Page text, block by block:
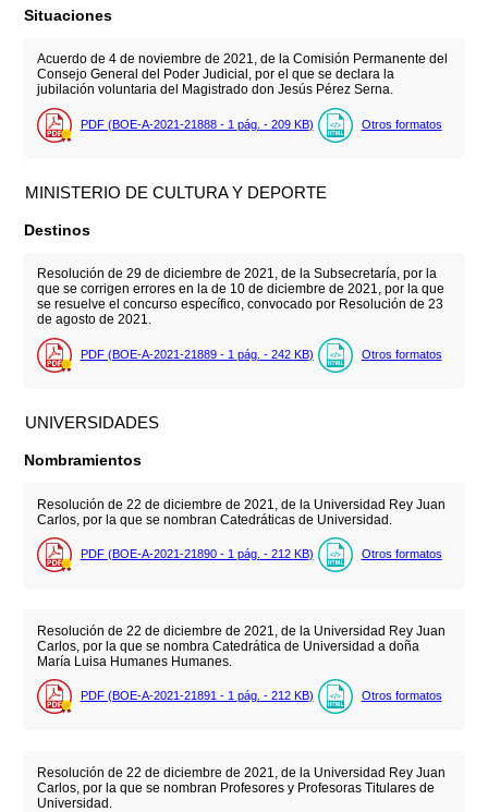
Situaciones
Acuerdo de 4 de noviembre de 2021, de la Comisión Permanente del
Consejo General del Poder Judicial, por el que se declara la
jubilación voluntaria del Magistrado don Jesús Pérez Serna.
PDF (BOE-A-2021-21888 - 1 pág. - 209 KB) Otros formatos
MINISTERIO DE CULTURA Y DEPORTE
Destinos
Resolución de 29 de diciembre de 2021, de la Subsecretaría, por la
que se corrigen errores en la de 10 de diciembre de 2021, por la que
se resuelve el concurso específico, convocado por Resolución de 23
de agosto de 2021.
PDF (BOE-A-2021-21889 - 1 pág. - 242 KB) Otros formatos
UNIVERSIDADES
Nombramientos
Resolución de 22 de diciembre de 2021, de la Universidad Rey Juan
Carlos, por la que se nombran Catedráticas de Universidad.
PDF (BOE-A-2021-21890 - 1 pág. - 212 KB) Otros formatos
Resolución de 22 de diciembre de 2021, de la Universidad Rey Juan
Carlos, por la que se nombra Catedrática de Universidad a doña
María Luisa Humanes Humanes.
PDF (BOE-A-2021-21891 - 1 pág. - 212 KB) Otros formatos
Resolución de 22 de diciembre de 2021, de la Universidad Rey Juan
Carlos, por la que se nombran Profesores y Profesoras Titulares de
Universidad.